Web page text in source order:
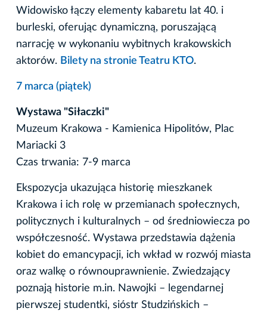
Widowisko łączy elementy kabaretu lat 40. i
burleski, oferując dynamiczną, poruszającą
narrację w wykonaniu wybitnych krakowskich
aktorów. Bilety na stronie Teatru KTO.
7 marca (piątek)
Wystawa "Siłaczki"
Muzeum Krakowa - Kamienica Hipolitów, Plac
Mariacki 3
Czas trwania: 7-9 marca
Ekspozycja ukazująca historię mieszkanek
Krakowa i ich rolę w przemianach społecznych,
politycznych i kulturalnych – od średniowiecza po
współczesność. Wystawa przedstawia dążenia
kobiet do emancypacji, ich wkład w rozwój miasta
oraz walkę o równouprawnienie. Zwiedzający
poznają historie m.in. Nawojki – legendarnej
pierwszej studentki, sióstr Studzińskich –